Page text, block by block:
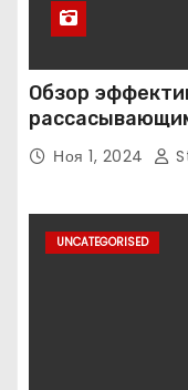
Обзор
Ноя 1, 2024
UNCATEGORISED